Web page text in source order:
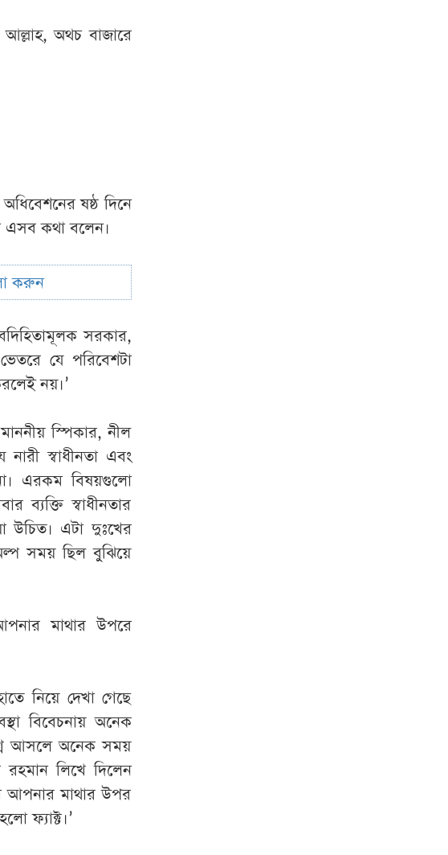
আল্লাহ, অথচ বাজারে
ষষ্ঠ দিনে
এসব কথা বলেন।
করুন
সরকার,
যে পরিবেশটা
নয়।’
স্পিকার, নীল
স্বাধীনতা এবং
এরকম বিষয়গুলো
স্বাধীনতার
উচিত। এটা দুঃখের
সময় ছিল বুঝিয়ে
মাথার উপরে
নিয়ে দেখা গেছে
বিবেচনায় অনেক
আসলে অনেক সময়
রহমান লিখে দিলেন
আপনার মাথার উপর
ফ্যাক্ট।’